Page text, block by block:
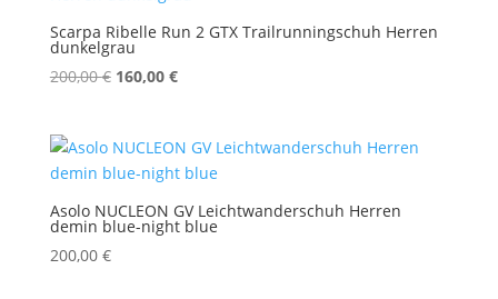
Scarpa Ribelle Run 2 GTX Trailrunningschuh Herren
dunkelgrau
200,00€ Ursprünglicher
200,00 €
160,00 €Aktueller
160,00 €.
Asolo NUCLEON GV Leichtwanderschuh Herren
demin blue-night blue
200,00 €